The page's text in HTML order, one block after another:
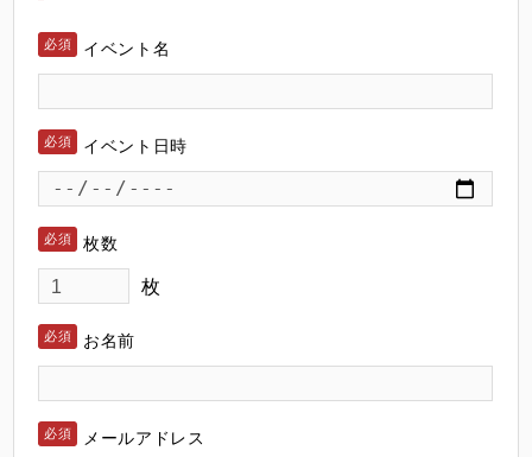
イベント名
イベント日時
枚数
枚
お名前
メールアドレス